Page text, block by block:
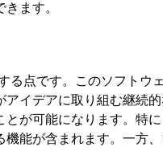
ます。
点です。このソフトウ
イデアに取り組む継続
が可能になります。特に
能が含まれます。一方